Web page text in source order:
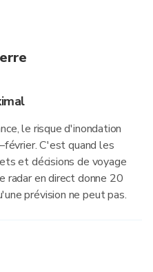
le risque d'inondation
C'est quand les
et décisions de voyage
en direct donne 20
prévision ne peut pas.